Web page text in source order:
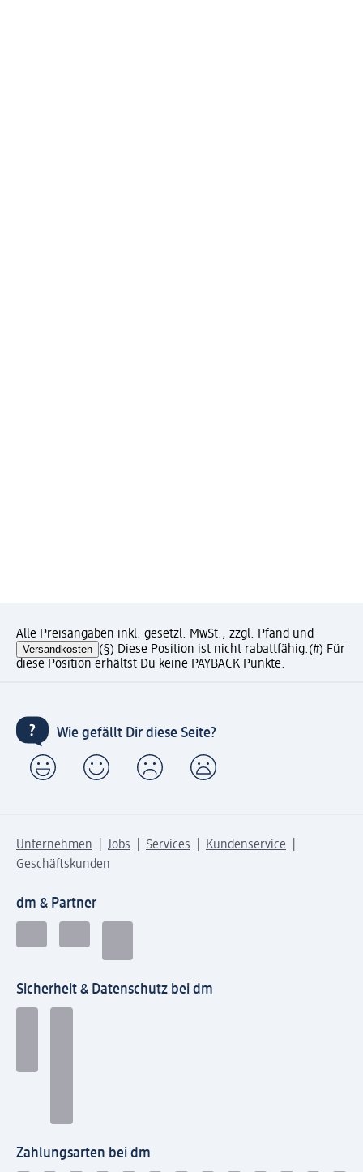
Alle Preisangaben inkl. gesetzl. MwSt., zzgl. Pfand und
Versandkosten (§) Diese Position ist nicht rabattfähig.(#) Für
diese Position erhältst Du keine PAYBACK Punkte.
Wie gefällt Dir diese Seite?
Unternehmen Jobs Services
Kundenservice
Geschäftskunden
dm & Partner
Sicherheit & Datenschutz bei dm
Zahlungsarten bei dm